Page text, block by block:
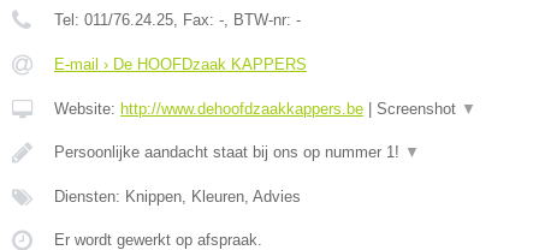
Tel: 011/76.24.25 , Fax: - , BTW-nr: -
E-mail › De HOOFDzaak KAPPERS
Website: http://www.dehoofdzaakkappers.be | Screenshot ▼
Persoonlijke aandacht staat bij ons op nummer 1! ▼
Diensten: Knippen, Kleuren, Advies
Er wordt gewerkt op afspraak.